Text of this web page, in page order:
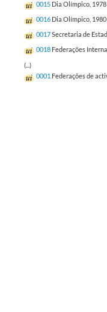
0015 Dia Olímpico,
0016 Dia Olímpico, 1980
0017Secretaria de
0018 Federações
(...)
0001 Federações de